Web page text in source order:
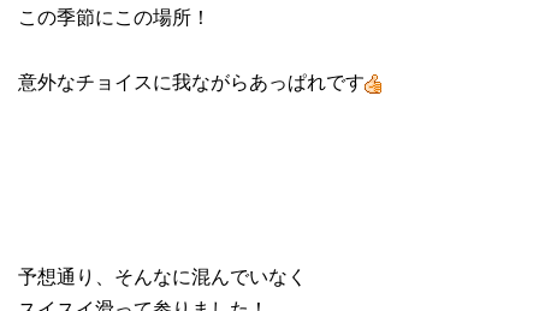
この季節にこの場所！
意外なチョイスに我ながらあっぱれです
予想通り、そんなに混んでいなく